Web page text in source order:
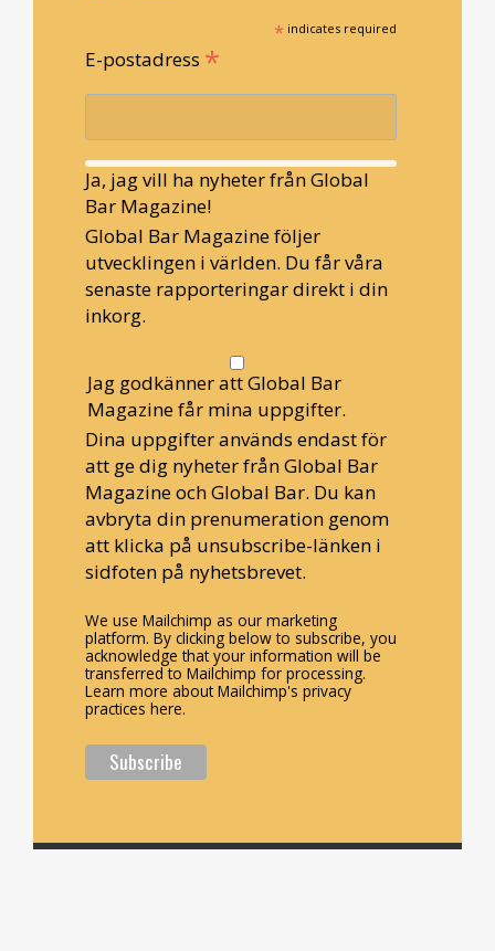
* indicates required
E-postadress *
Ja, jag vill ha nyheter från Global
Bar Magazine!
Global Bar Magazine följer
utvecklingen i världen. Du får våra
senaste rapporteringar direkt i din
inkorg.
Jag godkänner att Global Bar
Magazine får mina uppgifter.
Dina uppgifter används endast för
att ge dig nyheter från Global Bar
Magazine och Global Bar. Du kan
avbryta din prenumeration genom
att klicka på unsubscribe-länken i
sidfoten på nyhetsbrevet.
We use Mailchimp as our marketing
platform. By clicking below to subscribe, you
acknowledge that your information will be
transferred to Mailchimp for processing.
Learn more about Mailchimp's privacy
practices here.